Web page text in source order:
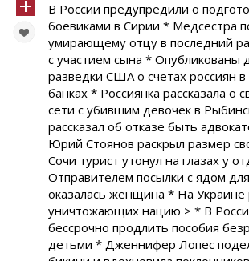
В России предупредили о
боевиками в Сирии * Медсестра
умирающему отцу в последний
с участием сына * Опубликованы
разведки США о счетах россиян в
банках * Россиянка рассказала о
сети с убившим девочек в
рассказал об отказе быть
Юрий Стоянов раскрыл размер
Сочи турист утонул на глазах у
Отправителем посылки с ядом
оказалась женщина * На Украине
уничтожающих нацию > * В
бессрочно продлить пособия
детьми * Дженнифер Лопес